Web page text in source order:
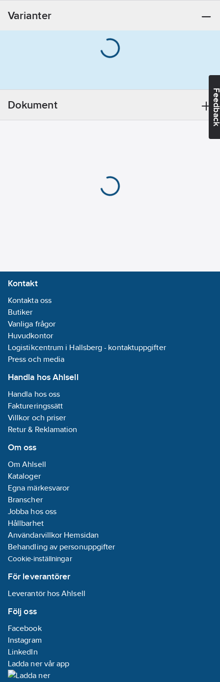
artikelnr:
Ean
Varianter
Dokument
Kontakt
Kontakta oss
Butiker
Vanliga frågor
Huvudkontor
Logistikcentrum i Hallsberg - kontaktuppgifter
Press och media
Handla hos Ahlsell
Handla hos oss
Faktureringssätt
Villkor och priser
Retur & Reklamation
Om oss
Om Ahlsell
Kataloger
Egna märkesvaror
Branscher
Jobba hos oss
Hållbarhet
Användarvillkor Hemsidan
Behandling av personuppgifter
Cookie-inställningar
För leverantörer
Leverantör hos Ahlsell
Följ oss
Facebook
Instagram
LinkedIn
Ladda ner vår app